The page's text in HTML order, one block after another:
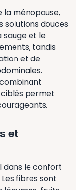
la ménopause,
solutions douces
sauge et le
tandis
et de
permet
et
dans le confort
fibres sont